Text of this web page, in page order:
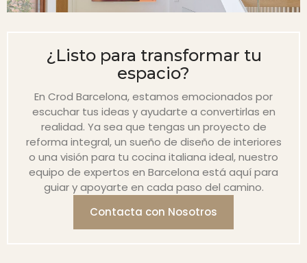
¿Listo para transformar tu
espacio?
En Crod Barcelona, estamos emocionados por
escuchar tus ideas y ayudarte a convertirlas en
realidad. Ya sea que tengas un proyecto de
reforma integral, un sueño de diseño de interiores
o una visión para tu cocina italiana ideal, nuestro
equipo de expertos en Barcelona está aquí para
guiar y apoyarte en cada paso del camino.
Contacta con Nosotros